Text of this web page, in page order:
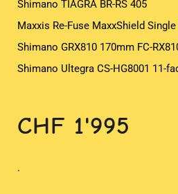
Shimano TIAGRA BR-RS 405
Maxxis Re-Fuse MaxxShield Single
Shimano GRX810 170mm FC-
Shimano Ultegra CS-HG8001 11-
CHF 1'995
.